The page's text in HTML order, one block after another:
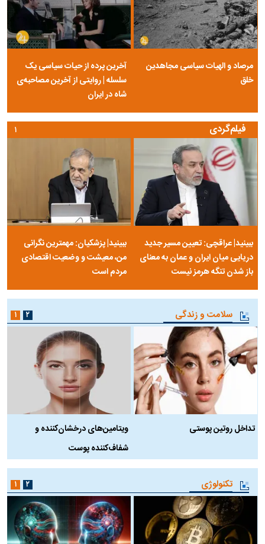
مرصاد و الهیات سیاسی مجاهدین
خلق
آخرین پرده از حیات سیاسی یک
سلسله | روایتی از آخرین مصاحبه‌ی
شاه در ایران
فیلم‌گردی
ببینید| عراقچی: تعیین مسیر جدید
دریایی میان ایران و عمان به معنای
باز شدن تنگه هرمز نیست
ببینید| پزشکیان: مهمترین نگرانی
من، معیشت و وضعیت اقتصادی
مردم است
۱
سلامت و زندگی
تداخل روتین پوستی
ویتامین‌های درخشان‌کننده و
شفاف‌کننده پوست
۱ ۲
تکنولوژی ۱ ۲